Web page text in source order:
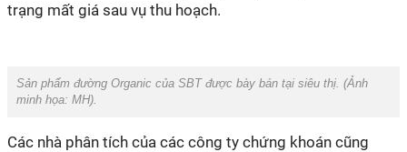
trạng mất giá sau vụ thu hoạch.
Sản phẩm đường Organic của SBT được bày bán tại siêu thị. (Ảnh
minh họa: MH).
Các nhà phân tích của các công ty chứng khoán cũng